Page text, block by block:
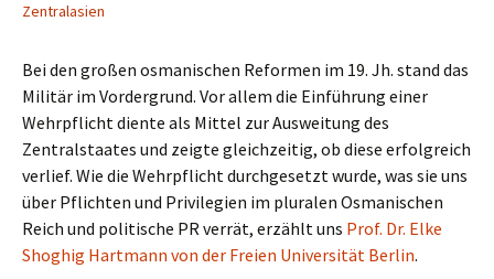
Zentralasien
Bei den großen osmanischen Reformen im 19. Jh. stand das
Militär im Vordergrund. Vor allem die Einführung einer
Wehrpflicht diente als Mittel zur Ausweitung des
Zentralstaates und zeigte gleichzeitig, ob diese erfolgreich
verlief. Wie die Wehrpflicht durchgesetzt wurde, was sie uns
über Pflichten und Privilegien im pluralen Osmanischen
Reich und politische PR verrät, erzählt uns Prof. Dr. Elke
Shoghig Hartmann von der Freien Universität Berlin.